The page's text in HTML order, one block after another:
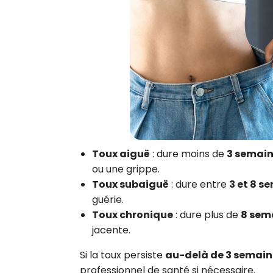
Toux aiguë : dure moins de 3
ou une grippe.
Toux subaiguë : dure entre 3 et 8
guérie.
Toux chronique: dure plus de 8
jacente.
Si la toux persiste au-delà de 3
professionnel de santé si nécessaire.